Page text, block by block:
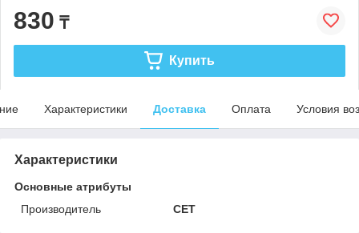
830 ₸
Купить
Характеристики Доставка Оплата Условия
Характеристики
Основные атрибуты
Производитель
CET